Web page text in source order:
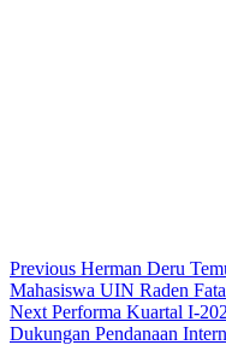
Continue
Reading
Previous Herman Deru
Mahasiswa UIN Raden
Next Performa Kuartal I-
Dukungan Pendanaan